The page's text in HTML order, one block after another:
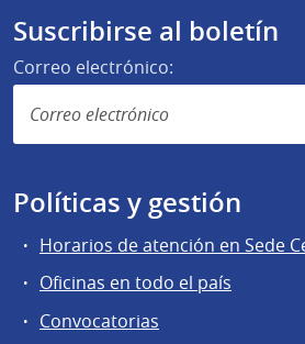
Suscribirse al boletín
Correo electrónico:
Políticas y gestión
Horarios de atención en Sede
Oficinas en todo el país
Convocatorias